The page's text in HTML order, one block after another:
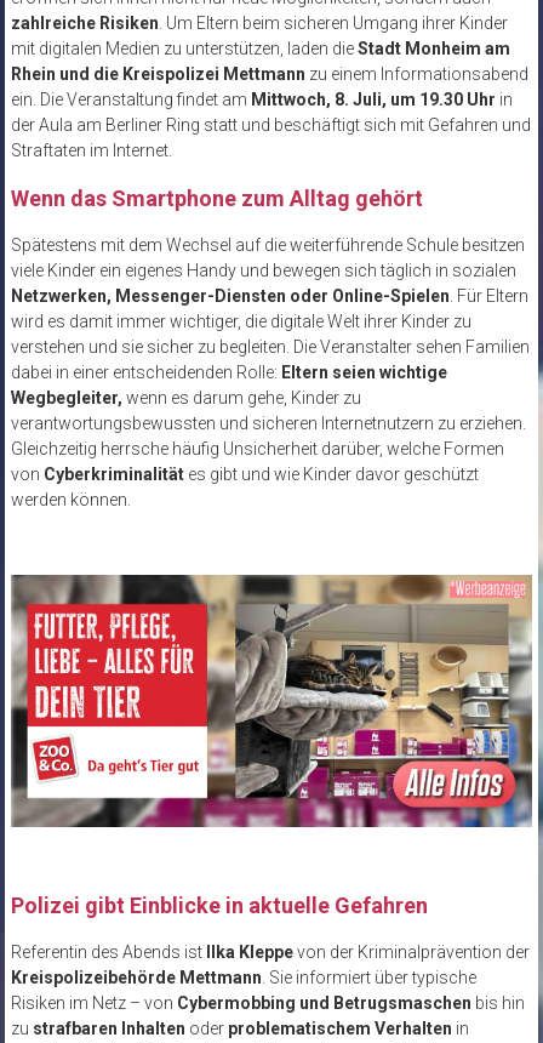
zahlreiche Risiken. Um Eltern beim sicheren Umgang ihrer Kinder
mit digitalen Medien zu unterstützen, laden dieStadt Monheim am
Rhein und die Kreispolizei Mettmann zu einem Informationsabend
ein. Die Veranstaltung findet am Mittwoch, 8. Juli, um 19.30 Uhr in
der Aula am Berliner Ring statt und beschäftigt sich mit Gefahren und
Straftaten im Internet.
Wenn das Smartphone zum Alltag gehört
Spätestens mit dem Wechsel auf die weiterführende Schule besitzen
viele Kinder ein eigenes Handy und bewegen sich täglich in sozialen
Netzwerken, Messenger-Diensten oder Online-Spielen. Für Eltern
wird es damit immer wichtiger, die digitale Welt ihrer Kinder zu
verstehen und sie sicher zu begleiten. Die Veranstalter sehen Familien
dabei in einer entscheidenden Rolle: Eltern seien wichtige
Wegbegleiter, wenn es darum gehe, Kinder zu
verantwortungsbewussten und sicheren Internetnutzern zu erziehen.
Gleichzeitig herrsche häufig Unsicherheit darüber, welche Formen
von Cyberkriminalitätes gibt und wie Kinder davor geschützt
werden können.
Polizei gibt Einblicke in aktuelle Gefahren
Referentin des Abends ist Ilka Kleppevon der Kriminalprävention der
Kreispolizeibehörde Mettmann . Sie informiert über typische
Risiken im Netz – von Cybermobbing und Betrugsmaschen bis hin
zu strafbaren Inhalten oder problematischem Verhalten in